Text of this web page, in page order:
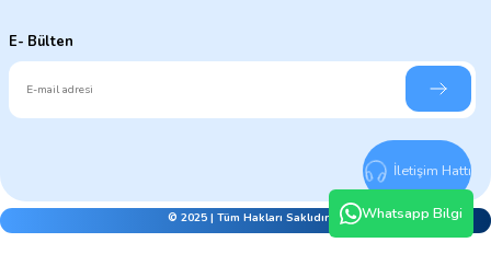
E- Bülten
İletişim Hattı
© 2025 | Tüm Hakları Saklıdır. Whatsapp Bilgi